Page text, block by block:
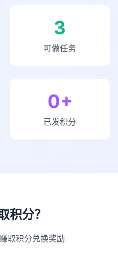
3
可做任务
0+
已发积分
积分？
取积分兑换奖励